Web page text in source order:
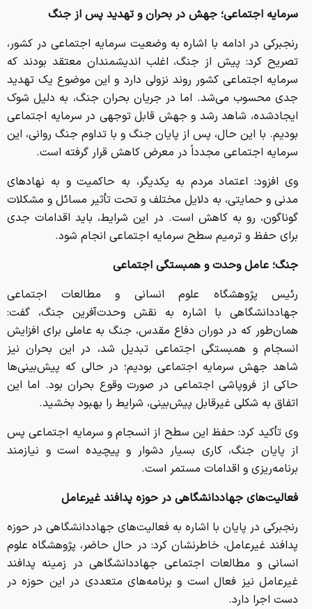
سرمایه اجتماعی؛ جهش در بحران و تهدید پس از جنگ
رنجبرکی در ادامه با اشاره به وضعیت سرمایه اجتماعی در کشور،
تصریح کرد: پیش از جنگ، اغلب اندیشمندان معتقد بودند که
سرمایه اجتماعی کشور روند نزولی دارد و این موضوع یک تهدید
جدی محسوب می‌شد. اما در جریان بحران جنگ، به دلیل شوک
ایجادشده، شاهد رشد و جهش قابل توجهی در سرمایه اجتماعی
بودیم. با این حال، پس از پایان جنگ و با تداوم جنگ روانی، این
سرمایه اجتماعی مجدداً در معرض کاهش قرار گرفته است.
وی افزود: اعتماد مردم به یکدیگر، به حاکمیت و به نهادهای
مدنی و حمایتی، به دلایل مختلف و تحت تأثیر مسائل و مشکلات
گوناگون، رو به کاهش است. در این شرایط، باید اقدامات جدی
برای حفظ و ترمیم سطح سرمایه اجتماعی انجام شود.
جنگ؛ عامل وحدت و همبستگی اجتماعی
رئیس پژوهشگاه علوم انسانی و مطالعات اجتماعی
جهاددانشگاهی با اشاره به نقش وحدت‌آفرین جنگ، گفت:
همان‌طور که در دوران دفاع مقدس، جنگ به عاملی برای افزایش
انسجام و همبستگی اجتماعی تبدیل شد، در این بحران نیز
شاهد جهش سرمایه اجتماعی بودیم؛ در حالی که پیش‌بینی‌ها
حاکی از فروپاشی اجتماعی در صورت وقوع بحران بود. اما این
اتفاق به شکلی غیرقابل پیش‌بینی، شرایط را بهبود بخشید.
وی تأکید کرد: حفظ این سطح از انسجام و سرمایه اجتماعی پس
از پایان جنگ، کاری بسیار دشوار و پیچیده است و نیازمند
برنامه‌ریزی و اقدامات مستمر است.
فعالیت‌های جهاددانشگاهی در حوزه پدافند غیرعامل
رنجبرکی در پایان با اشاره به فعالیت‌های جهاددانشگاهی در حوزه
پدافند غیرعامل، خاطرنشان کرد: در حال حاضر، پژوهشگاه علوم
انسانی و مطالعات اجتماعی جهاددانشگاهی در زمینه پدافند
غیرعامل نیز فعال است و برنامه‌های متعددی در این حوزه در
دست اجرا دارد.